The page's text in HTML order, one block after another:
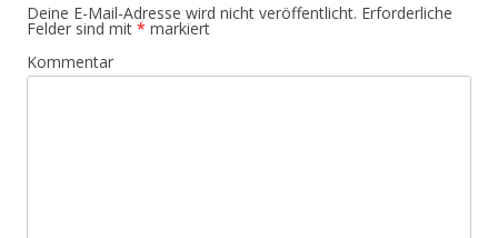
Deine E-Mail-Adresse wird nicht veröffentlicht. Erforderliche
Felder sind mit * markiert
Kommentar